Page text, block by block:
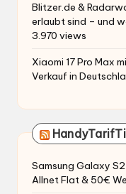
Blitzer.de &
erlaubt sind – und
3.970 views
Xiaomi 17 Pro Max
Verkauf in
Samsung Galaxy
Allnet Flat & 50€